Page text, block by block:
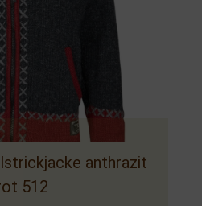
anthrazit
512